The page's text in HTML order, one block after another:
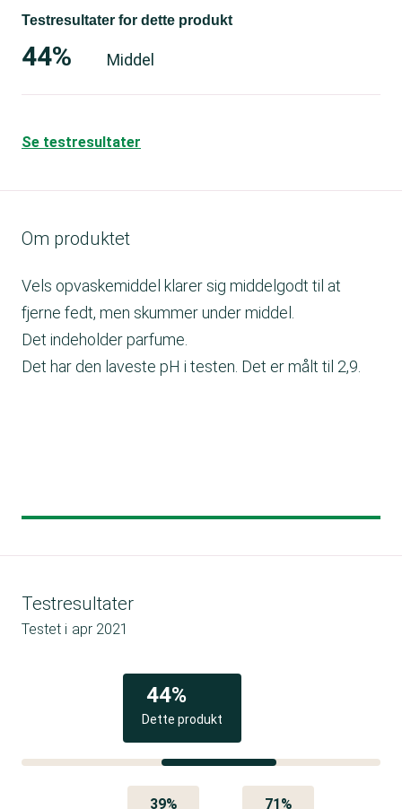
Testresultater for dette produkt
44% Middel
Se testresultater
Om produktet
Vels opvaskemiddel klarer sig middelgodt til at
fjerne fedt, men skummer under middel.
Det indeholder parfume.
Det har den laveste pH i testen. Det er målt til 2,9.
Testresultater
Testet i apr 2021
Dette produkt
44%
39% 71%